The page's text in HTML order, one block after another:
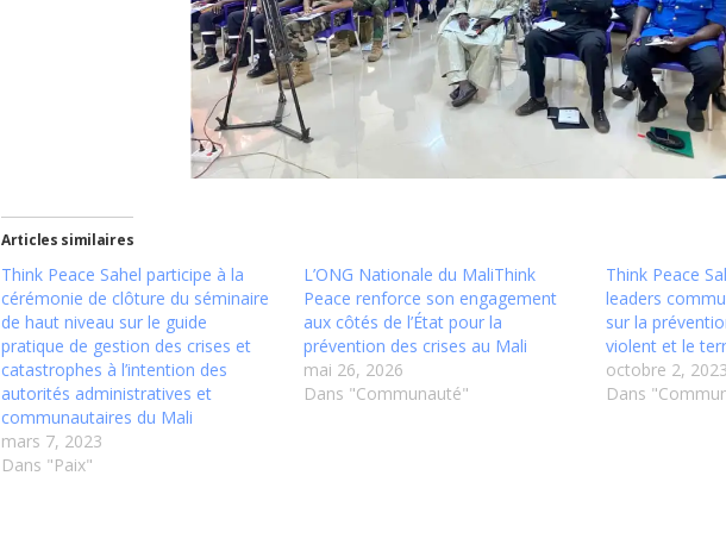
Articles similaires
Think Peace Sahel participe à la
cérémonie de clôture du séminaire
de haut niveau sur le guide
pratique de gestion des crises et
catastrophes à l’intention des
autorités administratives et
communautaires du Mali
mars 7, 2023
Dans "Paix"
L’ONG Nationale du MaliThink
Peace renforce son engagement
aux côtés de l’État pour la
prévention des crises au Mali
mai 26, 2026
Dans "Communauté"
Think Peace
leaders
sur la
violent et le
octobre 2, 2023
Dans